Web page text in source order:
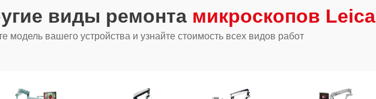
виды ремонта микроскопов Leica
модель вашего устройства и узнайте стоимость всех видов работ